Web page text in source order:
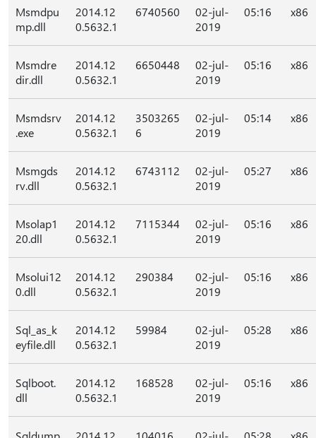
Msmdpu
mp.dll
2014.12
0.5632.1
6740560
02-jul-
2019
05:16 x86
Msmdre
dir.dll
2014.12
0.5632.1
6650448
02-jul-
2019
05:16 x86
Msmdsrv
.exe
2014.12
0.5632.1
3503265
6
02-jul-
2019
05:14 x86
Msmgds
rv.dll
2014.12
0.5632.1
6743112
02-jul-
2019
05:27 x86
Msolap1
20.dll
2014.12
0.5632.1
7115344
02-jul-
2019
05:16 x86
Msolui12
0.dll
2014.12
0.5632.1
290384
02-jul-
2019
05:16 x86
Sql_as_k
eyfile.dll
2014.12
0.5632.1
59984
02-jul-
2019
05:28 x86
Sqlboot.
dll
2014.12
0.5632.1
168528
02-jul-
2019
05:16 x86